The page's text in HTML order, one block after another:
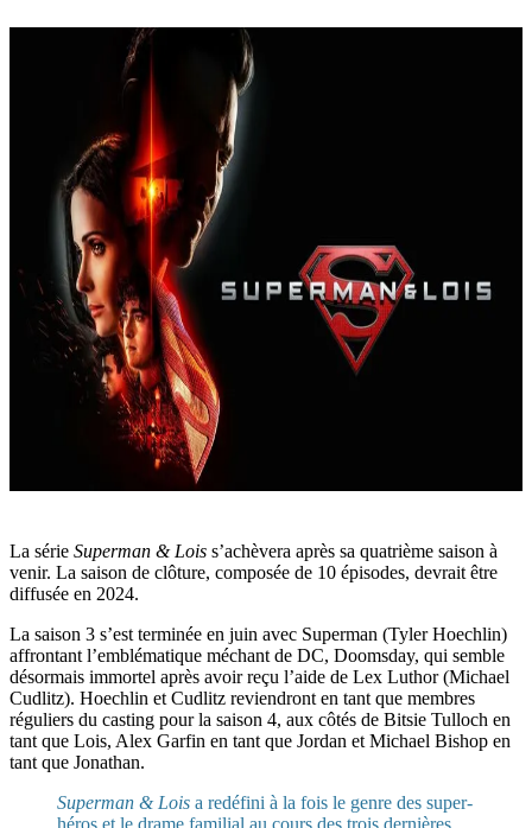
La série Superman & Lois s’achèvera après sa quatrième saison à
venir. La saison de clôture, composée de 10 épisodes, devrait être
diffusée en 2024.
La saison 3 s’est terminée en juin avec Superman (Tyler Hoechlin)
affrontant l’emblématique méchant de DC, Doomsday, qui semble
désormais immortel après avoir reçu l’aide de Lex Luthor (Michael
Cudlitz). Hoechlin et Cudlitz reviendront en tant que membres
réguliers du casting pour la saison 4, aux côtés de Bitsie Tulloch en
tant que Lois, Alex Garfin en tant que Jordan et Michael Bishop en
tant que Jonathan.
Superman & Lois a redéfini à la fois le genre des super-
héros et le drame familial au cours des trois dernières